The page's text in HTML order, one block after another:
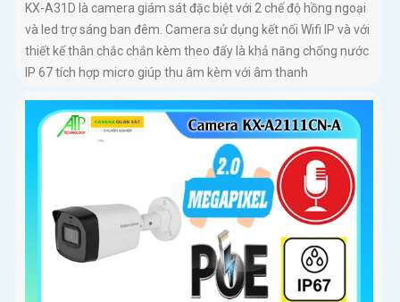
KX-A31D là camera giám sát đặc biệt với 2 chế độ hồng ngoại
và led trợ sáng ban đêm. Camera sử dụng kết nối Wifi IP và với
thiết kế thân chắc chắn kèm theo đấy là khả năng chống nước
IP 67 tích hợp micro giúp thu âm kèm với âm thanh